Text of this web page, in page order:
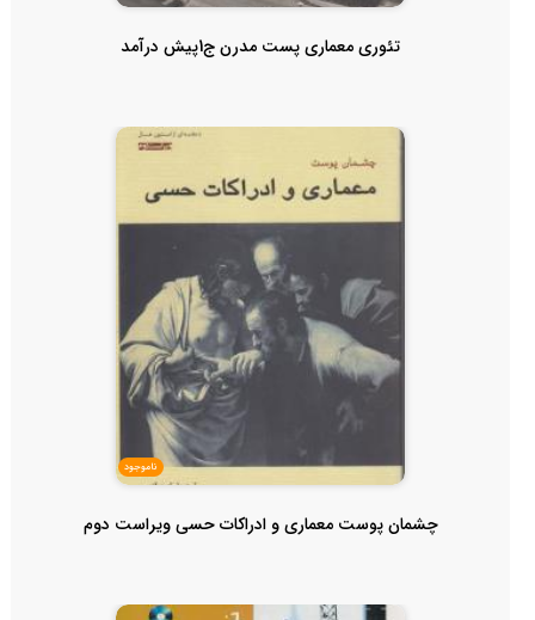
تئوری معماری پست مدرن ج1پیش درآمد
ناموجود
چشمان پوست معماری و ادراکات حسی ویراست دوم